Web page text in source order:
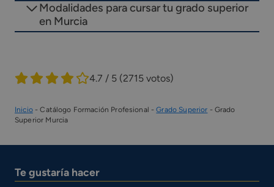
Modalidades para cursar tu grado superior
en Murcia
4.7 / 5 (2715 votos)
Inicio-Catálogo Formación Profesional -Grado Superior - Grado
Superior Murcia
Te gustaría hacer